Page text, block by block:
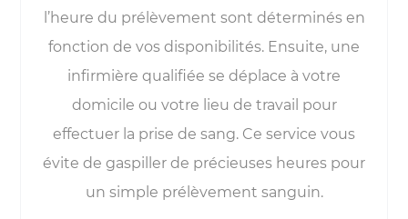
l’heure du prélèvement sont déterminés en
fonction de vos disponibilités. Ensuite, une
infirmière qualifiée se déplace à votre
domicile ou votre lieu de travail pour
effectuer la prise de sang. Ce service vous
évite de gaspiller de précieuses heures pour
un simple prélèvement sanguin.